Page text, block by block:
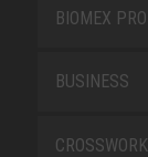
BIOMEX
BUSINESS